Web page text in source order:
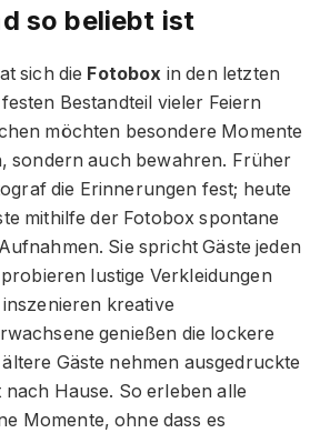
so beliebt ist
sich die Fotobox in den letzten
Bestandteil vieler Feiern
möchten besondere Momente
sondern auch bewahren. Früher
die Erinnerungen fest; heute
mithilfe der Fotobox spontane
Sie spricht Gäste jeden
lustige Verkleidungen
kreative
genießen die lockere
Gäste nehmen ausgedruckte
nach Hause. So erleben alle
Momente, ohne dass es